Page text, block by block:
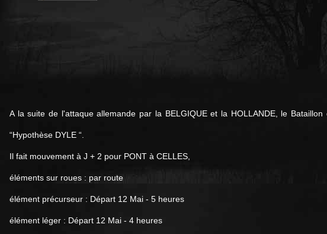
A la suite de l'attaque allemande par la BELGIQUE et la HOLLANDE, le
“Hypothèse DYLE “.
Il fait mouvement à J + 2 pour PONT à CELLES,
éléments sur roues : par route
élément précurseur : Départ 12 Mai - 5 heures
élément léger : Départ 12 Mai - 4 heures